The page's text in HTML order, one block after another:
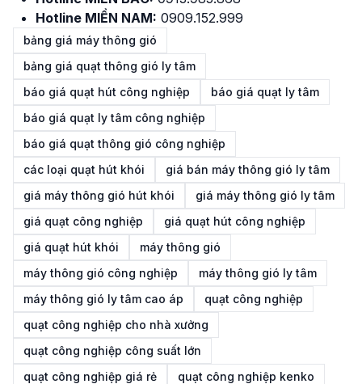
Hotline MIỀN NAM: 0909.152.999
bảng giá máy thông gió
bảng giá quạt thông gió ly tâm
báo giá quạt hút công nghiệp
báo giá quạt ly tâm
báo giá quạt ly tâm công nghiệp
báo giá quạt thông gió công nghiệp
các loại quạt hút khói
giá bán máy thông gió ly tâm
giá máy thông gió hút khói
giá máy thông gió ly tâm
giá quạt công nghiệp
giá quạt hút công nghiệp
giá quạt hút khói
máy thông gió
máy thông gió công nghiệp
máy thông gió ly tâm
máy thông gió ly tâm cao áp
quạt công nghiệp
quạt công nghiệp cho nhà xưởng
quạt công nghiệp công suất lớn
quạt công nghiệp giá rẻ
quạt công nghiệp kenko